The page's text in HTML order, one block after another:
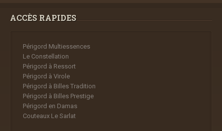
ACCÈS RAPIDES
Périgord Multiessences
Le Constellation
Périgord à Ressort
Périgord à Virole
Périgord à Billes Tradition
Périgord à Billes Prestige
Périgord en Damas
Couteaux Le Sarlat